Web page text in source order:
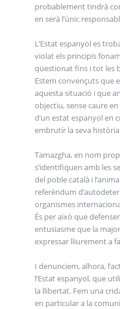
probablement tindrà
en serà l’únic
L’Estat espanyol es
violat els principis
qüestionat fins i tot les
Estem convençuts que
aquesta situació i que
objectiu, sense caure
d’un estat espanyol en
embrutír la seva
Tamazgha, en nom
s’identifiquen amb les
del poble català i
referèndum
organismes
És per això que
entusiasme que la
expressar lliurement a
I denunciem, alhora,
l’Estat espanyol, que
la llibertat. Fem una
en particular a la